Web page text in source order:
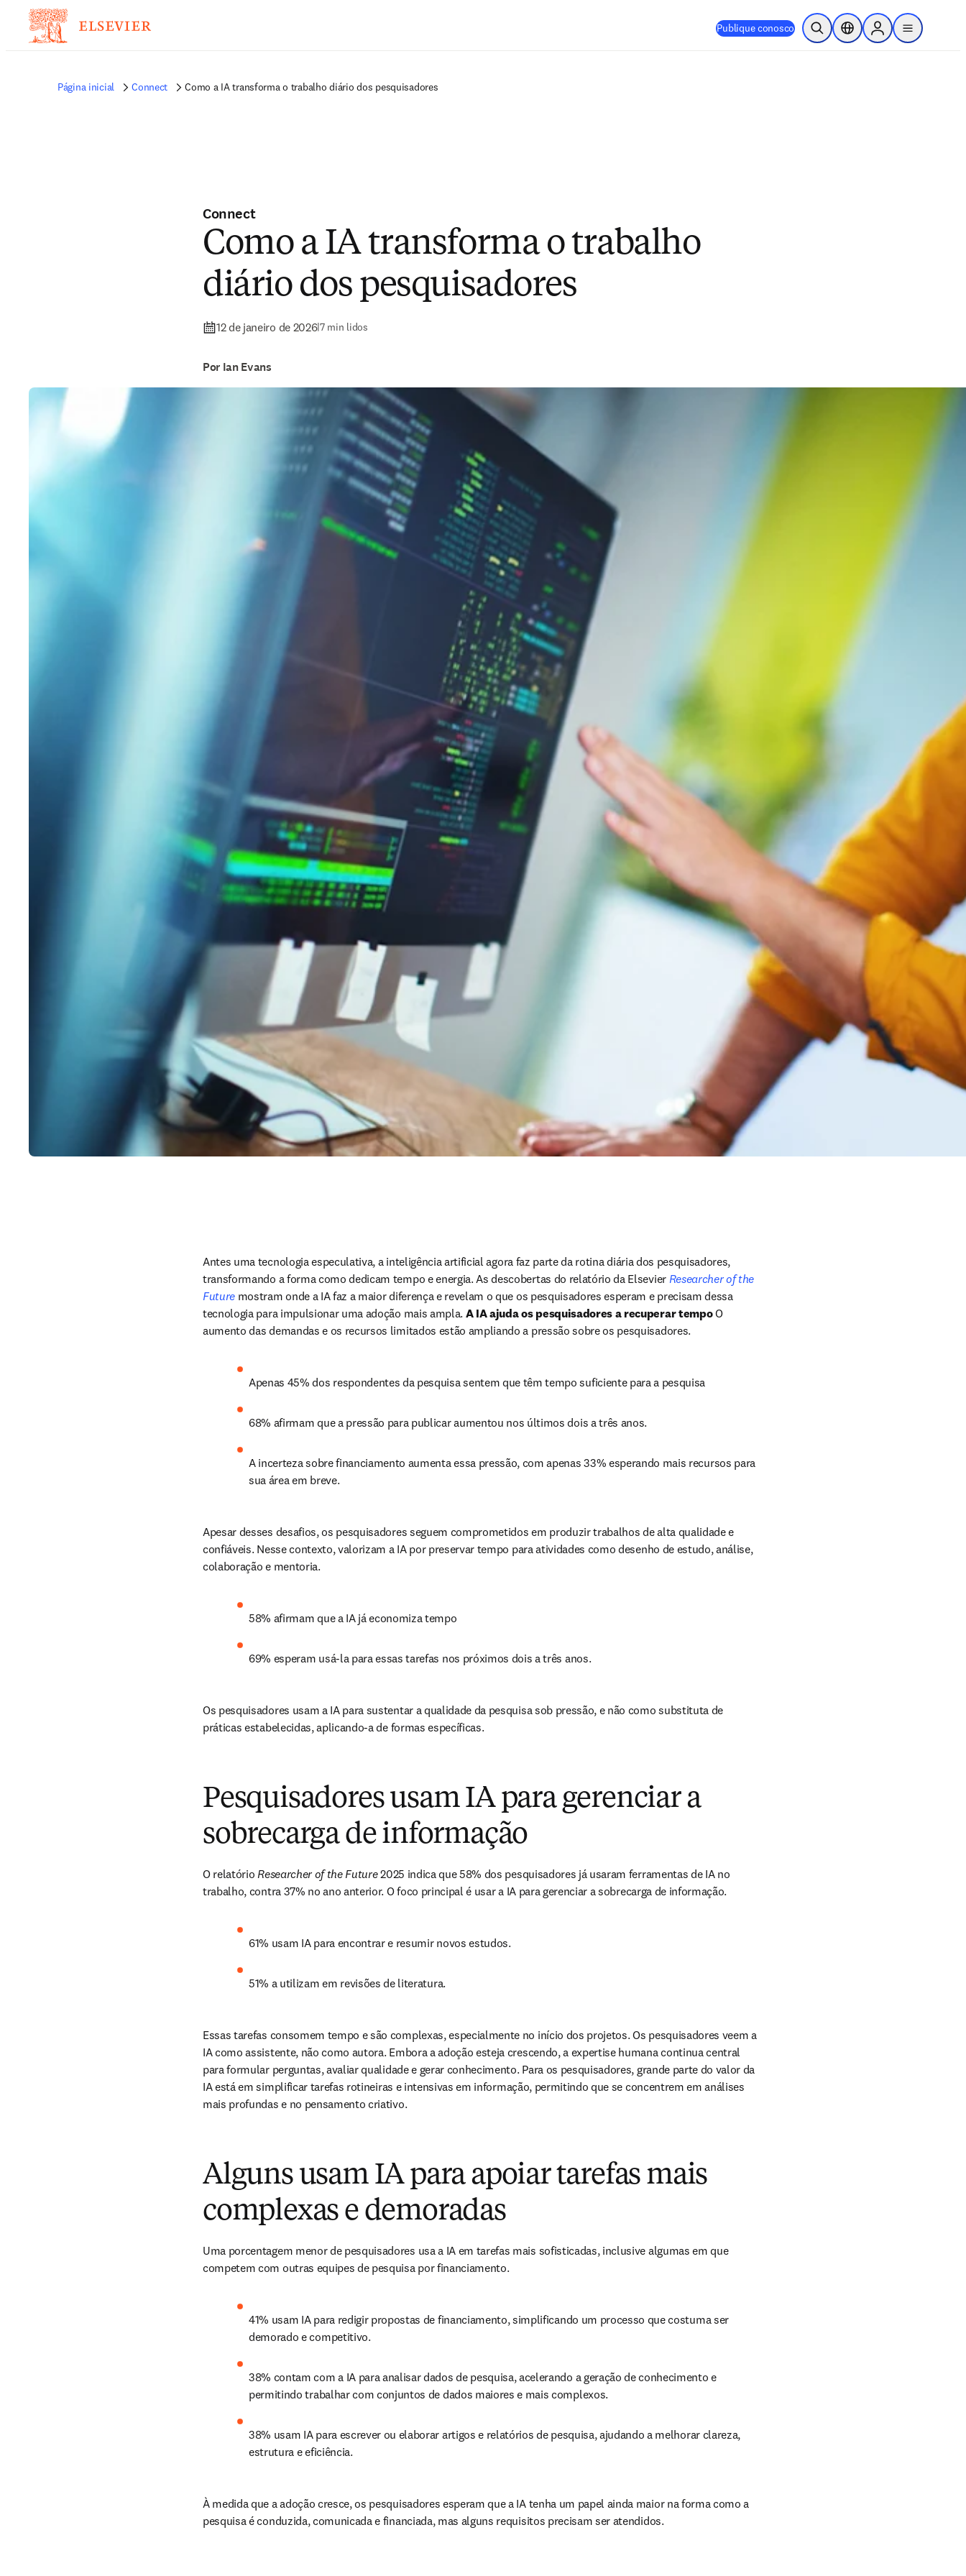
Publique conosco Pesquisa aberta
Seletor de localização
Sign in to products
menu
Página inicial Connect Como a IA transforma o trabalho diário dos pesquisadores
Connect
Como a IA transforma o trabalho
diário dos pesquisadores
12 de janeiro de 2026|7 min lidos
Por Ian Evans
Antes uma tecnologia especulativa, a inteligência artificial agora faz parte da rotina diária dos pesquisadores,
transformando a forma como dedicam tempo e energia. As descobertas do relatório da Elsevier Researcher of the
Future mostram onde a IA faz a maior diferença e revelam o que os pesquisadores esperam e precisam dessa
tecnologia para impulsionar uma adoção mais ampla. A IA ajuda os pesquisadores a recuperar tempo O
aumento das demandas e os recursos limitados estão ampliando a pressão sobre os pesquisadores.
Apenas 45% dos respondentes da pesquisa sentem que têm tempo suficiente para a pesquisa
68% afirmam que a pressão para publicar aumentou nos últimos dois a três anos.
A incerteza sobre financiamento aumenta essa pressão, com apenas 33% esperando mais recursos para
sua área em breve.
Apesar desses desafios, os pesquisadores seguem comprometidos em produzir trabalhos de alta qualidade e
confiáveis. Nesse contexto, valorizam a IA por preservar tempo para atividades como desenho de estudo, análise,
colaboração e mentoria.
58% afirmam que a IA já economiza tempo
69% esperam usá-la para essas tarefas nos próximos dois a três anos.
Os pesquisadores usam a IA para sustentar a qualidade da pesquisa sob pressão, e não como substituta de
práticas estabelecidas, aplicando-a de formas específicas.
Pesquisadores usam IA para gerenciar a
sobrecarga de informação
O relatório Researcher of the Future 2025 indica que 58% dos pesquisadores já usaram ferramentas de IA no
trabalho, contra 37% no ano anterior. O foco principal é usar a IA para gerenciar a sobrecarga de informação.
61% usam IA para encontrar e resumir novos estudos.
51% a utilizam em revisões de literatura.
Essas tarefas consomem tempo e são complexas, especialmente no início dos projetos. Os pesquisadores veem a
IA como assistente, não como autora. Embora a adoção esteja crescendo, a expertise humana continua central
para formular perguntas, avaliar qualidade e gerar conhecimento. Para os pesquisadores, grande parte do valor da
IA está em simplificar tarefas rotineiras e intensivas em informação, permitindo que se concentrem em análises
mais profundas e no pensamento criativo.
Alguns usam IA para apoiar tarefas mais
complexas e demoradas
Uma porcentagem menor de pesquisadores usa a IA em tarefas mais sofisticadas, inclusive algumas em que
competem com outras equipes de pesquisa por financiamento.
41% usam IA para redigir propostas de financiamento, simplificando um processo que costuma ser
demorado e competitivo.
38% contam com a IA para analisar dados de pesquisa, acelerando a geração de conhecimento e
permitindo trabalhar com conjuntos de dados maiores e mais complexos.
38% usam IA para escrever ou elaborar artigos e relatórios de pesquisa, ajudando a melhorar clareza,
estrutura e eficiência.
À medida que a adoção cresce, os pesquisadores esperam que a IA tenha um papel ainda maior na forma como a
pesquisa é conduzida, comunicada e financiada, mas alguns requisitos precisam ser atendidos.